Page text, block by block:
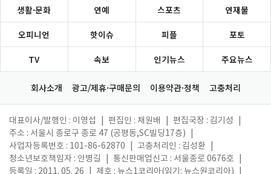
생활·문화 연예 스포츠 연재물
오피니언 핫이슈 피플 포토
TV 속보 인기뉴스 주요뉴스
회사소개 광고/제휴·구매문의 이용약관·정책 고충처리
대표이사/발행인 : 이영섭 편집인 : 채원배 편집국장 : 김기성
주소 : 서울시 종로구 종로 47 (공평동,SC빌딩17층)
사업자등록번호 : 101-86-62870
고충처리인 : 김성환
청소년보호책임자 : 안병길
통신판매업신고 : 서울종로 0676호
등록일 : 2011. 05. 26
제호 : 뉴스1코리아(읽기: 뉴스원코리아)